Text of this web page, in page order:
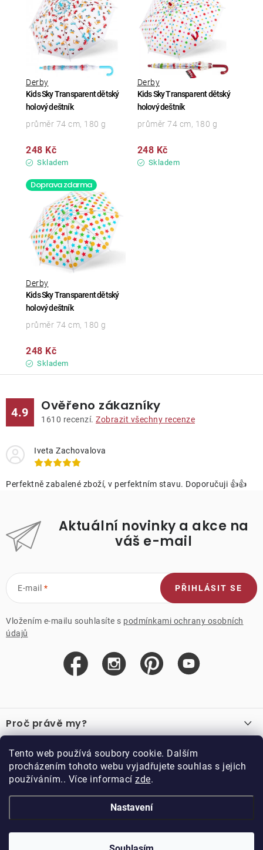
Tento web používá soubory cookie. Dalším
procházením tohoto webu vyjadřujete souhlas s jejich
používáním.. Více informací zde.
Nastavení
Kids Sky Transparent dětský
holový deštník
Derby
Skladem
248 Kč
průměr 74 cm, 180 g
Kids Sky Transparent dětský
holový deštník
Derby
Skladem
248 Kč
průměr 74 cm, 180 g
Doprava zdarma
Kids Sky Transparent dětský
holový deštník
Derby
Skladem
248 Kč
průměr 74 cm, 180 g
4.9 Ověřeno zákazníky
1610 recenzí. Zobrazit všechny recenze
Iveta Zachovalova
Perfektně zabalené zboží, v perfektním stavu. Doporučuji 👍👍
Aktuální novinky a akce na
váš e-mail
E-mail
Vložením e-mailu souhlasíte s podmínkami ochrany osobních
údajů
PŘIHLÁSIT SE
á
p
a
Proč právě my?
Recenze
Důležité odkazy
Velkoobchod
Vzorková prodejna
Kariéra
Blog
O nákupu
Obchodní podmínky
Podmínky věrnostního programu
Doppler CZ spol. s.r.o.,